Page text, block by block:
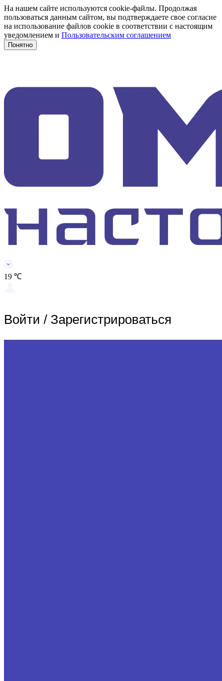
На нашем сайте используются cookie-файлы. Продолжая
пользоваться данным сайтом, вы подтверждаете свое согласие
на использование файлов cookie в соответствии с настоящим
уведомлением и Пользовательским соглашением
Понятно
19 ℃
Войти / Зарегистрироваться